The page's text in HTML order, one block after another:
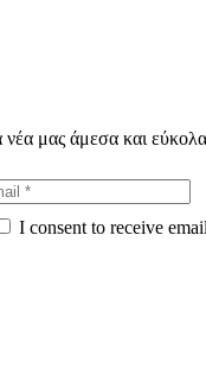
νέα μας άμεσα και
I consent to receive